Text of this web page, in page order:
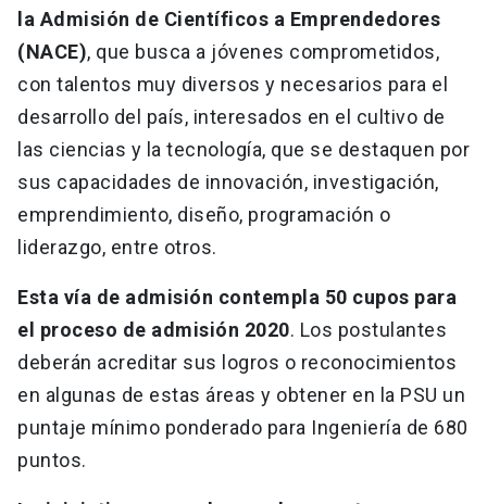
la Admisión de Científicos a Emprendedores
(NACE), que busca a jóvenes comprometidos,
con talentos muy diversos y necesarios para el
desarrollo del país, interesados en el cultivo de
las ciencias y la tecnología, que se destaquen por
sus capacidades de innovación, investigación,
emprendimiento, diseño, programación o
liderazgo, entre otros.
Esta vía de admisión contempla 50 cupos para
el proceso de admisión 2020. Los postulantes
deberán acreditar sus logros o reconocimientos
en algunas de estas áreas y obtener en la PSU un
puntaje mínimo ponderado para Ingeniería de 680
puntos.